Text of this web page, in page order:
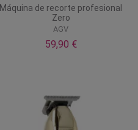
Máquina de recorte profesional
Zero
AGV
59,90 €